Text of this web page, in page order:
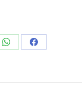
Teilen Teilen